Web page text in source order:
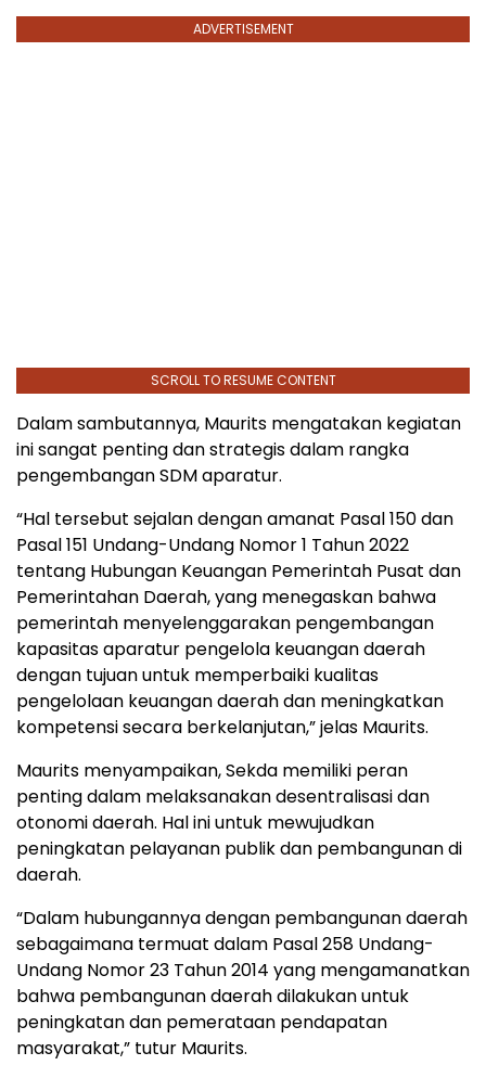
ADVERTISEMENT
SCROLL TO RESUME CONTENT
Dalam sambutannya, Maurits mengatakan kegiatan
ini sangat penting dan strategis dalam rangka
pengembangan SDM aparatur.
“Hal tersebut sejalan dengan amanat Pasal 150 dan
Pasal 151 Undang-Undang Nomor 1 Tahun 2022
tentang Hubungan Keuangan Pemerintah Pusat dan
Pemerintahan Daerah, yang menegaskan bahwa
pemerintah menyelenggarakan pengembangan
kapasitas aparatur pengelola keuangan daerah
dengan tujuan untuk memperbaiki kualitas
pengelolaan keuangan daerah dan meningkatkan
kompetensi secara berkelanjutan,” jelas Maurits.
Maurits menyampaikan, Sekda memiliki peran
penting dalam melaksanakan desentralisasi dan
otonomi daerah. Hal ini untuk mewujudkan
peningkatan pelayanan publik dan pembangunan di
daerah.
“Dalam hubungannya dengan pembangunan daerah
sebagaimana termuat dalam Pasal 258 Undang-
Undang Nomor 23 Tahun 2014 yang mengamanatkan
bahwa pembangunan daerah dilakukan untuk
peningkatan dan pemerataan pendapatan
masyarakat,” tutur Maurits.